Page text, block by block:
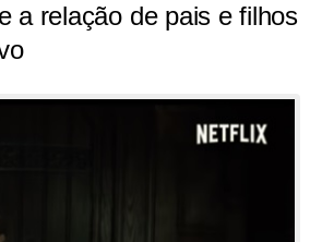
a relação de pais e filhos